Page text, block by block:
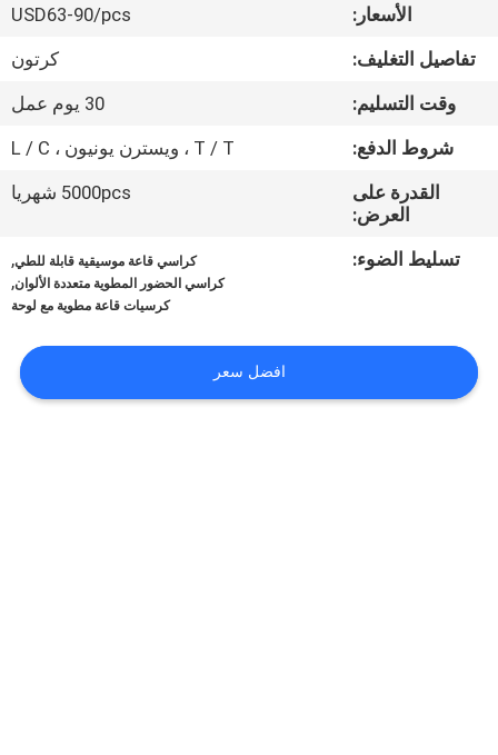
مراقبة
الجودة
اطلب
الأسعار:
USD63-90/pcs
تفاصيل التغليف:
كرتون
وقت التسليم:
30 يوم عمل
شروط الدفع:
T / T ، ويسترن يونيون ، L / C
القدرة على
العرض:
5000pcs شهريا
تسليط الضوء: كراسي قاعة موسيقية قابلة للطي,
كراسي الحضور المطوية متعددة الألوان,
كرسيات قاعة مطوية مع لوحة
افضل سعر